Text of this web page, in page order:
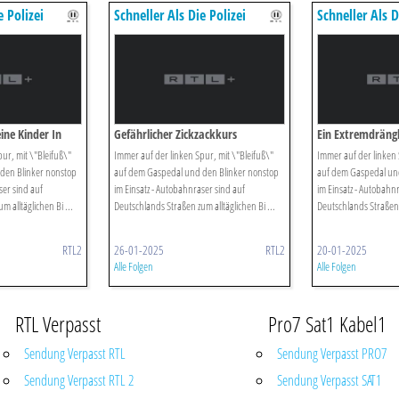
Polizei
Kinder In
mit \"Bleifuß\"
Blinker nonstop
sind auf
alltäglichen Bi ...
RTL2
Schneller Als Die Polizei
Erlaubt
Gefährlicher Zickzackkurs
Immer auf der linken Spur, mit \"Bleifuß\"
auf dem Gaspedal und den Blinker nonstop
im Einsatz - Autobahnraser sind auf
Deutschlands Straßen zum alltäglichen Bi ...
26-01-2025 RTL2
Alle Folgen
Schneller Als
Erlaubt
Ein
Fußgänger
Immer auf der
auf dem Gaspedal
im Einsatz -
Deutschlands
20-01-2025
Alle Folgen
RTL Verpasst
Sendung Verpasst RTL
Sendung Verpasst RTL 2
Pro7 Sat1 Kabel1
Sendung Verpasst PRO7
Sendung Verpasst SAT1